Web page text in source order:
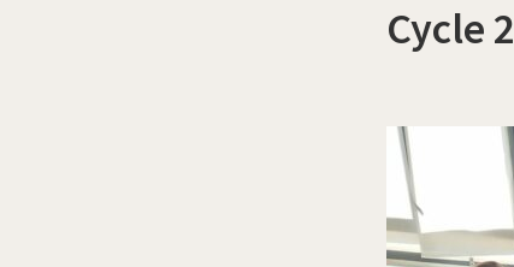
Cycle 2